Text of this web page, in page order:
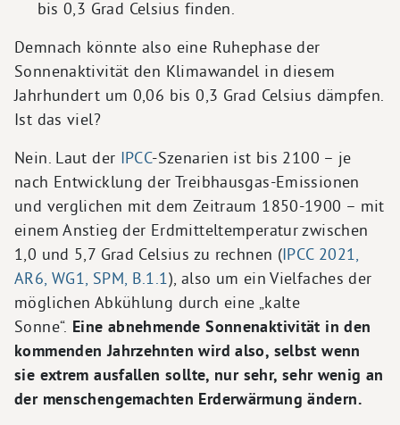
bis 0,3 Grad Celsius finden.
Demnach könnte also eine Ruhephase der
Sonnenaktivität den Klimawandel in diesem
Jahrhundert um 0,06 bis 0,3 Grad Celsius dämpfen.
Ist das viel?
Nein. Laut der IPCC-Szenarien ist bis 2100 – je
nach Entwicklung der Treibhausgas-Emissionen
und verglichen mit dem Zeitraum 1850-1900 – mit
einem Anstieg der Erdmitteltemperatur zwischen
1,0 und 5,7 Grad Celsius zu rechnen (IPCC 2021,
AR6, WG1, SPM, B.1.1), also um ein Vielfaches der
möglichen Abkühlung durch eine „kalte
Sonne“. Eine abnehmende Sonnenaktivität in den
kommenden Jahrzehnten wird also, selbst wenn
sie extrem ausfallen sollte, nur sehr, sehr wenig an
der menschengemachten Erderwärmung ändern.